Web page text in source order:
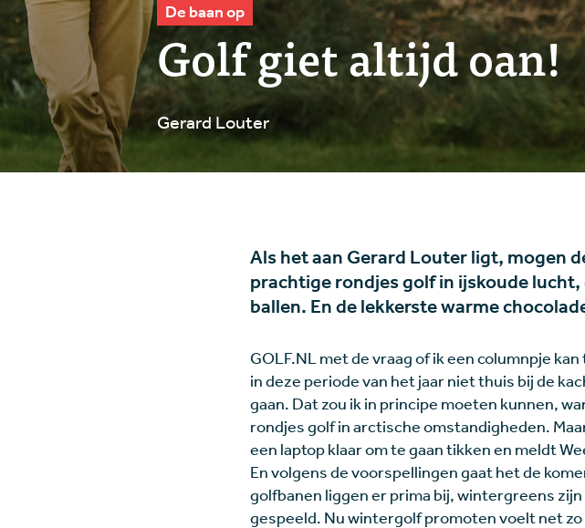
De baan op
Golf giet altijd oan!
Gerard Louter
Als het aan Gerard Louter ligt, mogen
prachtige rondjes golf in ijskoude
ballen. En de lekkerste warme
GOLF.NL met de vraag of ik een columnpje
in deze periode van het jaar niet thuis bij de
gaan. Dat zou ik in principe moeten kunnen,
rondjes golf in arctische omstandigheden.
een laptop klaar om te gaan tikken en meldt
En volgens de voorspellingen gaat het de
golfbanen liggen er prima bij, wintergreens
gespeeld. Nu wintergolf promoten voelt net